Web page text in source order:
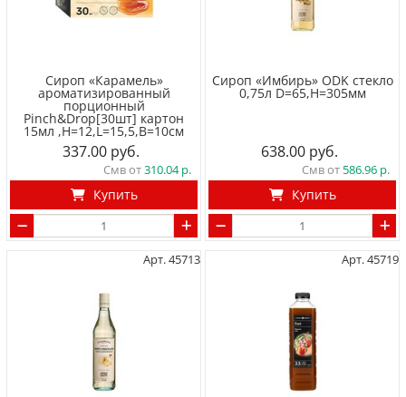
Сироп «Карамель»
ароматизированный
порционный
Pinch&Drop[30шт] картон
15мл ,H=12,L=15,5,B=10см
337.00
Смв от310.04
Купить
Сироп «Имбирь» ODK стекло
0,75л D=65,H=305мм
638.00
Смв от 586.96
Купить
Арт. 45713 Арт. 45719